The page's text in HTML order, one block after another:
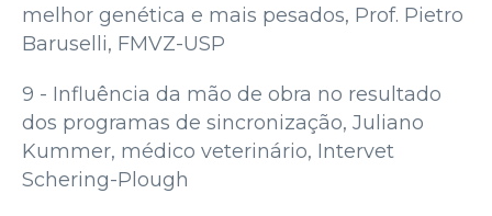
melhor genética e mais pesados, Prof. Pietro
Baruselli, FMVZ-USP
9 - Influência da mão de obra no resultado
dos programas de sincronização, Juliano
Kummer, médico veterinário, Intervet
Schering-Plough